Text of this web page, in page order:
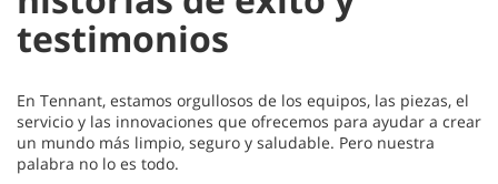
testimonios
En Tennant, estamos orgullosos de los equipos, las piezas, el
servicio y las innovaciones que ofrecemos para ayudar a crear
un mundo más limpio, seguro y saludable. Pero nuestra
palabra no lo es todo.